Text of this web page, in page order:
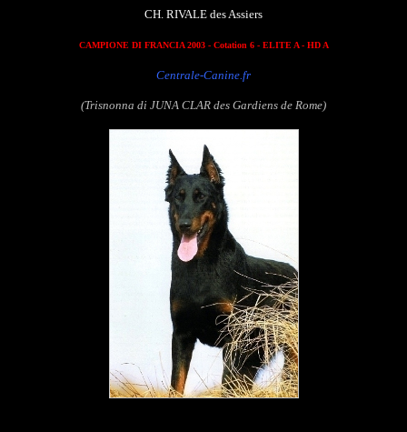
CH. RIVALE des Assiers
CAMPIONE DI FRANCIA 2003- Cotation 6 - ELITE A - HD A
Centrale-Canine.fr
(Trisnonna di JUNA CLAR des Gardiens de Rome)